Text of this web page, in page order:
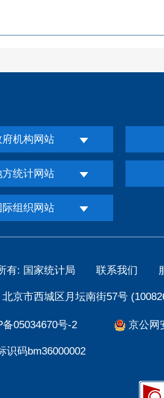
府机构网站
方统计网站
际组织网站
有: 国家统计局 联系我们
京市西城区月坛南街57号
备05034670号-2 京公网
识码bm36000002